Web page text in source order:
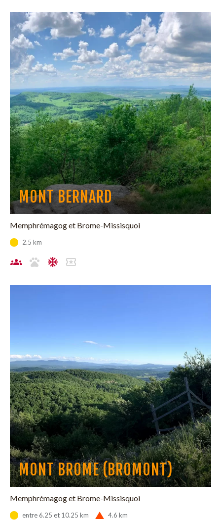
MONT BERNARD
Memphrémagog et Brome-Missisquoi
2.5 km
MONT BROME (BROMONT)
Memphrémagog et Brome-Missisquoi
entre 6.25 et 10.25 km 4.6 km